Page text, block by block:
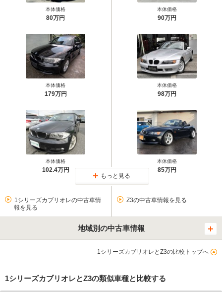
本体価格
80万円
本体価格
179万円
本体価格
102.4万円
本体価格
90万円
本体価格
98万円
本体価格
85万円
もっと見る
1シリーズカブリオレの中古車情
報を見る
Z3の中古車情報を見る
地域別の中古車情報
1シリーズカブリオレとZ3の比較トップへ
1シリーズカブリオレとZ3の類似車種と比較する